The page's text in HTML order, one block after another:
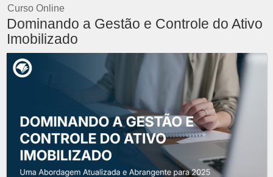
Curso Online
Dominando a Gestão e Controle do Ativo
Imobilizado